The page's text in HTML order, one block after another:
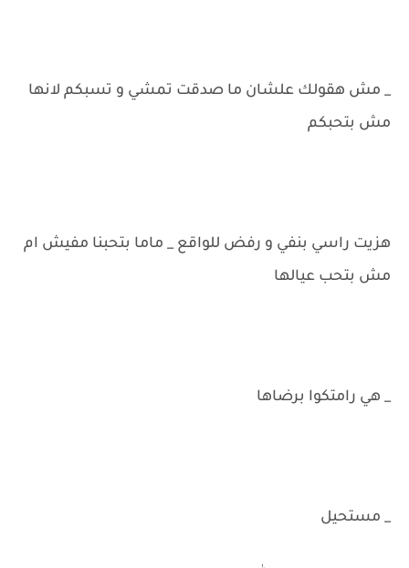
_ مش هقولك علشان ما صدقت تمشي و تسبكم لانها
مش بتحبكم
هزيت راسي بنفي و رفض للواقع _ ماما بتحبنا مفيش ام
مش بتحب عيالها
_ هي رامتكوا برضاها
_ مستحيل